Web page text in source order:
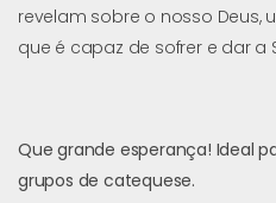
revelam sobre o nosso Deus,
que é capaz de sofrer e dar a
Que grande esperança! Ideal
grupos de catequese.